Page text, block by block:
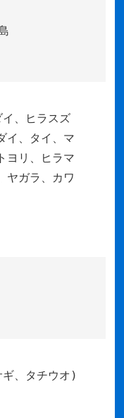
、ヒラスズ
イ、タイ、マ
ヨリ、ヒラマ
ヤガラ、カワ
、タチウオ)